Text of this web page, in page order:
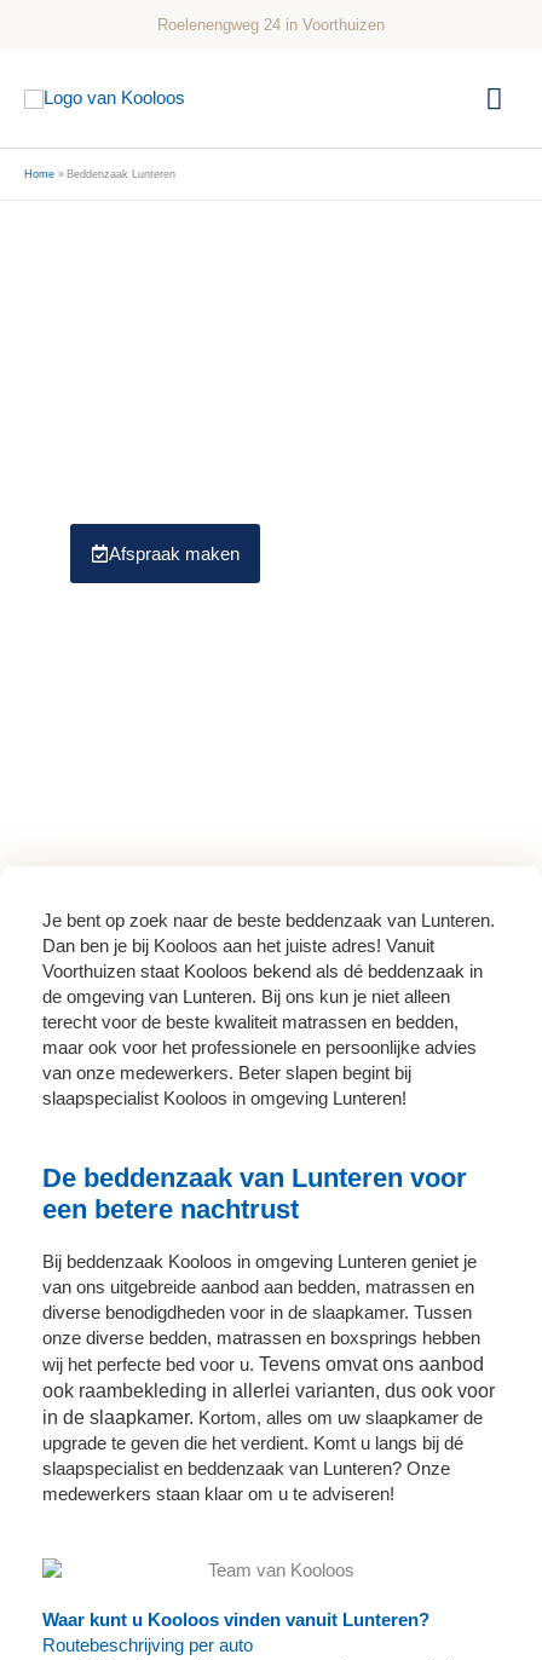
inhoud
Roelenengweg 24 in Voorthuizen
Home Beddenzaak Lunteren
Afspraak maken
Je bent op zoek naar de beste beddenzaak van Lunteren.
Dan ben je bij Kooloos aan het juiste adres! Vanuit
Voorthuizen staat Kooloos bekend als dé beddenzaak in
de omgeving van Lunteren. Bij ons kun je niet alleen
terecht voor de beste kwaliteit matrassen en bedden,
maar ook voor het professionele en persoonlijke advies
van onze medewerkers. Beter slapen begint bij
slaapspecialist Kooloos in omgeving Lunteren!
De beddenzaak van Lunteren voor
een betere nachtrust
Bij beddenzaak Kooloos in omgeving Lunteren geniet je
van ons uitgebreide aanbod aan bedden, matrassen en
diverse benodigdheden voor in de slaapkamer. Tussen
onze diverse bedden, matrassen en boxsprings hebben
wij het perfecte bed voor u. Tevens omvat ons aanbod
ook raambekleding in allerlei varianten, dus ook voor
in de slaapkamer. Kortom, alles om uw slaapkamer de
upgrade te geven die het verdient. Komt u langs bij dé
slaapspecialist en beddenzaak van Lunteren? Onze
medewerkers staan klaar om u te adviseren!
Waar kunt u Kooloos vinden vanuit Lunteren?
Routebeschrijving per auto